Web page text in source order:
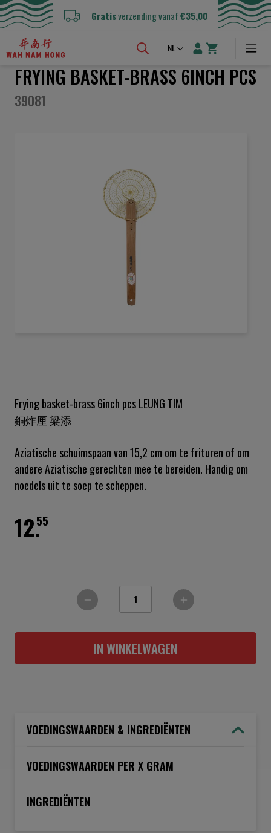
Gratisverzending vanaf€35,00
Taal
NL
FRYING BASKET-BRASS 6INCH PCS
39081
de
afbeeldingen-
gallerij
Frying basket-brass 6inch pcs LEUNG TIM
銅炸厘 梁添
Aziatische schuimspaan van 15,2 cm om te frituren of om
andere Aziatische gerechten mee te bereiden. Handig om
noedels uit te soep te scheppen.
55
12.
IN WINKELWAGEN
VOEDINGSWAARDEN & INGREDIËNTEN
VOEDINGSWAARDEN PER X GRAM
INGREDIËNTEN